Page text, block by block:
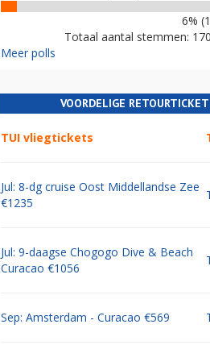
6%
Totaal aantal stemmen: 170
Meer polls
VOORDELIGE
TUI vliegtickets
Jul: 8-dg cruise Oost Middellandse Zee
€1235
Jul: 9-daagse Chogogo Dive & Beach
Curacao €1056
Sep: Amsterdam - Curacao €569